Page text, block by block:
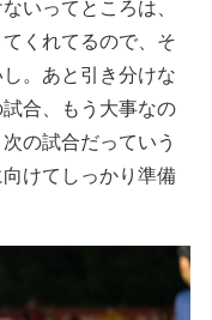
いってところは、
くれてるので、そ
。あと引き分けな
合、もう大事なの
の試合だっていう
けてしっかり準備